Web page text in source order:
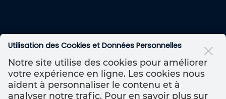
Utilisation des Cookies et Données Personnelles
Notre site utilise des cookies pour améliorer
votre expérience en ligne. Les cookies nous
aident à personnaliser le contenu et à
analyser notre trafic. Pour en savoir plus sur